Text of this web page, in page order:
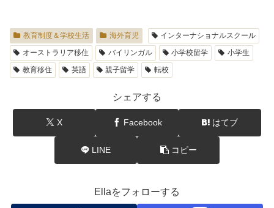
教育制度＆学校生活 海外育児
インターナショナルスクール
オーストラリア移住
バイリンガル 小学校留学
小学生
教育移住
英語 親子留学 転校
シェアする
X Facebook はてブ
LINE コピー
Ellaをフォローする